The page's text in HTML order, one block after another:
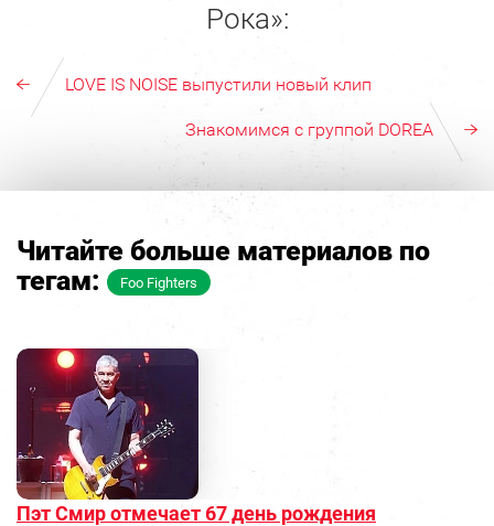
Рока»:
LOVE IS NOISE выпустили новый клип
Знакомимся с группой DOREA
Читайте больше материалов по
тегам:
Foo Fighters
Пэт Смир отмечает 67 день рождения